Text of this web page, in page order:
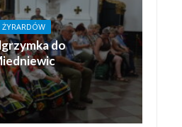
ŻYRARDÓW
do